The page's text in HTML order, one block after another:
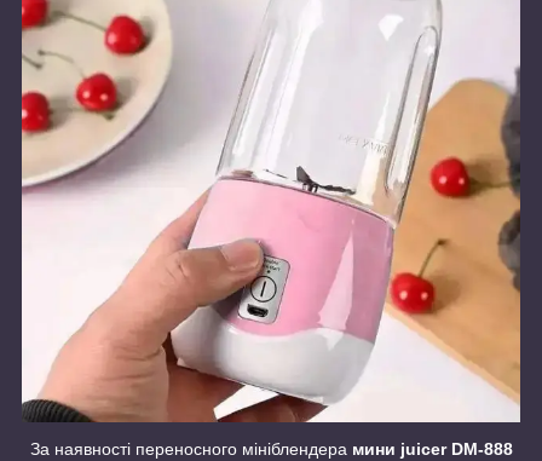
За наявності переносного мініблендера мини juicer DM-888